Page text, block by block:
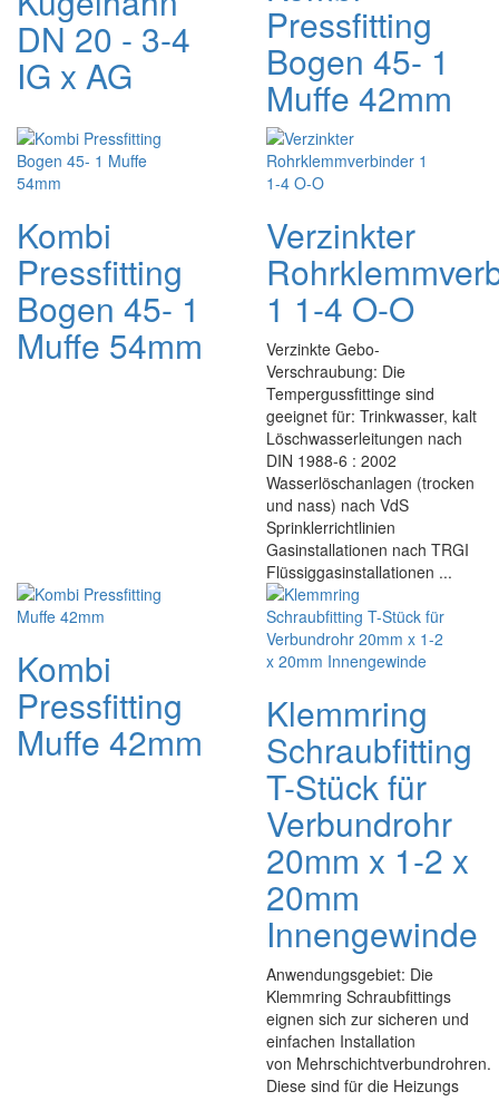
DN 20 - 3-4
IG x AG
Pressfitting
Bogen 45- 1
Muffe 42mm
Kombi
Pressfitting
Bogen 45- 1
Muffe 54mm
Verzinkter
1 1-4 O-O
Verzinkte Gebo-
Verschraubung: Die
Tempergussfittinge sind
geeignet für: Trinkwasser, kalt
Löschwasserleitungen nach
DIN 1988-6 : 2002
Wasserlöschanlagen (trocken
und nass) nach VdS
Sprinklerrichtlinien
Gasinstallationen nach TRGI
Flüssiggasinstallationen ...
Kombi
Pressfitting
Muffe 42mm
Klemmring
Schraubfitting
T-Stück für
Verbundrohr
20mm x 1-2 x
20mm
Innengewinde
Anwendungsgebiet: Die
Klemmring Schraubfittings
eignen sich zur sicheren und
einfachen Installation
von Mehrschichtverbundrohren.
Diese sind für die Heizungs